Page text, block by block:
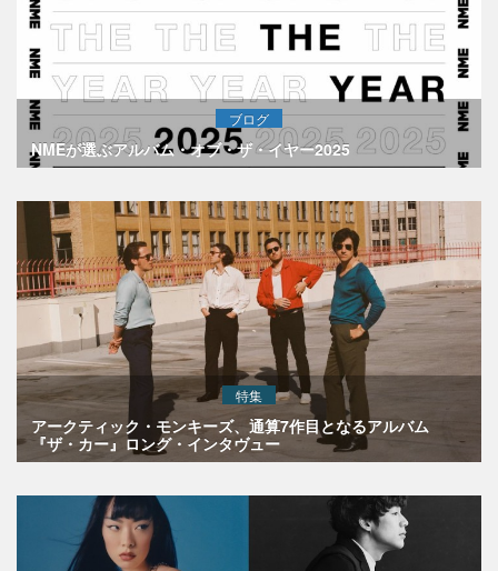
ブログ
NMEが選ぶアルバム・オブ・ザ・イヤー2025
特集
アークティック・モンキーズ、通算7作目となるアルバム
『ザ・カー』ロング・インタヴュー